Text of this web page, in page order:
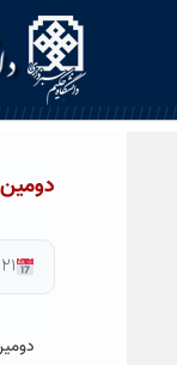
۲۱ خرداد ۱۴۰۲